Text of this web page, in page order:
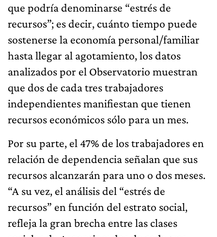
que podría denominarse “estrés de
recursos”; es decir, cuánto tiempo puede
sostenerse la economía personal/familiar
hasta llegar al agotamiento, los datos
analizados por el Observatorio muestran
que dos de cada tres trabajadores
independientes manifiestan que tienen
recursos económicos sólo para un mes.
Por su parte, el 47% de los trabajadores en
relación de dependencia señalan que sus
recursos alcanzarán para uno o dos meses.
“A su vez, el análisis del “estrés de
recursos” en función del estrato social,
refleja la gran brecha entre las clases